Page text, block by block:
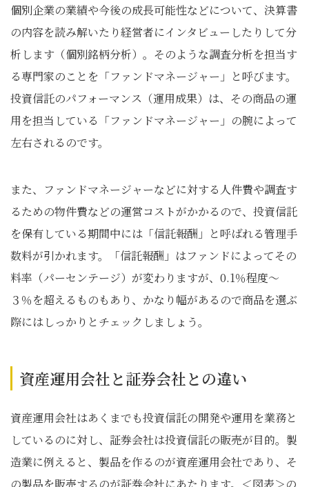
個別企業の業績や今後の成長可能性などについて、決算書
の内容を読み解いたり経営者にインタビューしたりして分
析します（個別銘柄分析）。そのような調査分析を担当す
る専門家のことを「ファンドマネージャー」と呼びます。
投資信託のパフォーマンス（運用成果）は、その商品の運
用を担当している「ファンドマネージャー」の腕によって
左右されるのです。
また、ファンドマネージャーなどに対する人件費や調査す
るための物件費などの運営コストがかかるので、投資信託
を保有している期間中には「信託報酬」と呼ばれる管理手
数料が引かれます。「信託報酬」はファンドによってその
料率（パーセンテージ）が変わりますが、0.1％程度～
３％を超えるものもあり、かなり幅があるので商品を選ぶ
際にはしっかりとチェックしましょう。
資産運用会社と証券会社との違い
資産運用会社はあくまでも投資信託の開発や運用を業務と
しているのに対し、証券会社は投資信託の販売が目的。製
造業に例えると、製品を作るのが資産運用会社であり、そ